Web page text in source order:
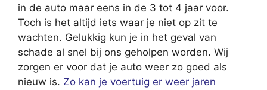
in de auto maar eens in de 3 tot 4 jaar voor.
Toch is het altijd iets waar je niet op zit te
wachten. Gelukkig kun je in het geval van
schade al snel bij ons geholpen worden. Wij
zorgen er voor dat je auto weer zo goed als
nieuw is. Zo kan je voertuig er weer jaren